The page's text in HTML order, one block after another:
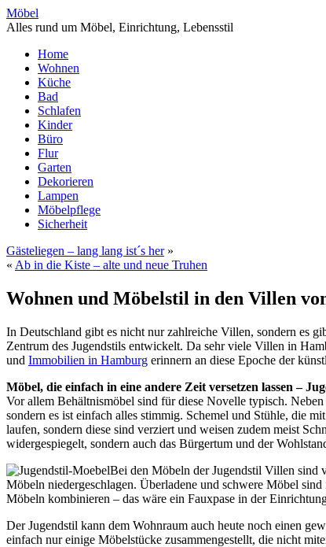
Möbel
Alles rund um Möbel, Einrichtung, Lebensstil
Home
Wohnen
Küche
Bad
Schlafen
Kinder
Büro
Flur
Garten
Dekorieren
Lampen
Möbelpflege
Sicherheit
Gästeliegen – lang lang ist´s her»
« Ab in die Kiste – alte und neue Truhen
Wohnen und Möbelstil in den Villen
In Deutschland gibt es nicht nur zahlreiche Villen, sondern es
Zentrum des Jugendstils entwickelt. Da sehr viele Villen in
und Immobilien in Hamburg erinnern an diese Epoche der
Möbel, die einfach in eine andere Zeit versetzen lassen –
Vor allem Behältnismöbel sind für diese Novelle typisch.
sondern es ist einfach alles stimmig. Schemel und Stühle, die
laufen, sondern diese sind verziert und weisen zudem meist
widergespiegelt, sondern auch das Bürgertum und der
Bei den Möbeln der Jugendstil Villen sind
Möbeln niedergeschlagen. Überladene und schwere Möbel
Möbeln kombinieren – das wäre ein Fauxpase in der
Der Jugendstil kann dem Wohnraum auch heute noch einen
einfach nur einige Möbelstücke zusammengestellt, die nicht